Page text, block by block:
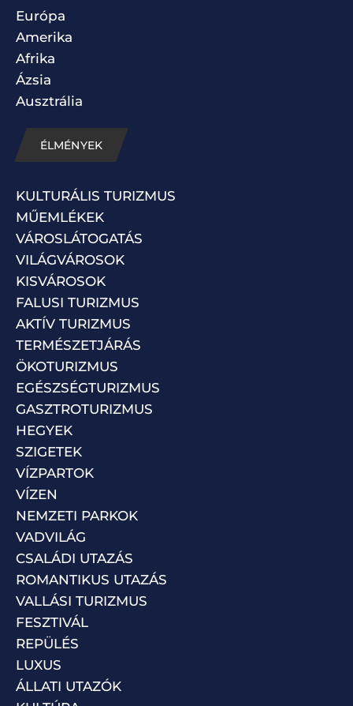
Európa
Amerika
Afrika
Ázsia
Ausztrália
ÉLMÉNYEK
KULTURÁLIS TURIZMUS
MŰEMLÉKEK
VÁROSLÁTOGATÁS
VILÁGVÁROSOK
KISVÁROSOK
FALUSI TURIZMUS
AKTÍV TURIZMUS
TERMÉSZETJÁRÁS
ÖKOTURIZMUS
EGÉSZSÉGTURIZMUS
GASZTROTURIZMUS
HEGYEK
SZIGETEK
VÍZPARTOK
VÍZEN
NEMZETI PARKOK
VADVILÁG
CSALÁDI UTAZÁS
ROMANTIKUS UTAZÁS
VALLÁSI TURIZMUS
FESZTIVÁL
REPÜLÉS
LUXUS
ÁLLATI UTAZÓK